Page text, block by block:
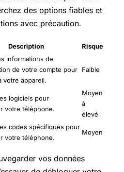
des options fiables et
avec précaution.
Description Risque
informations de
de votre compte pour
votre appareil.
Faible
logiciels pour
votre téléphone.
Moyen
à
élevé
codes spécifiques pour
votre téléphone.
Moyen
vos données